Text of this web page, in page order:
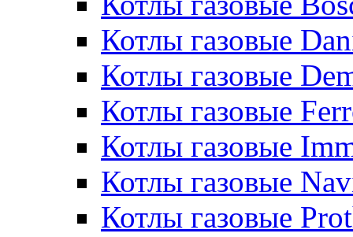
Котлы газовые
Котлы газовые
Котлы газовые
Котлы газовые
Котлы газовые
Котлы газовые